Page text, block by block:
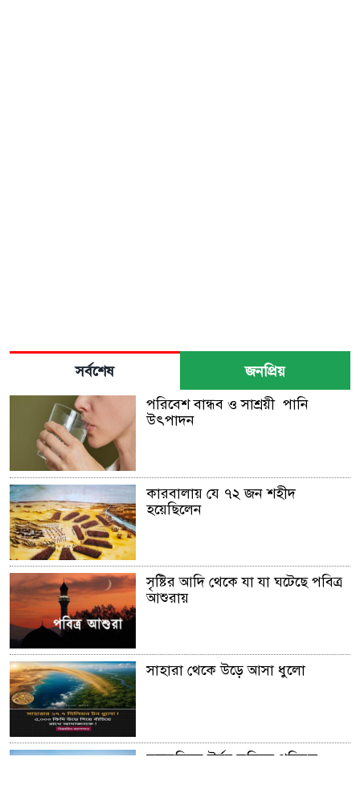
সর্বশেষ
জনপ্রিয়
পরিবেশ বান্ধব ও সাশ্রয়ী পানি
উৎপাদন
কারবালায় যে ৭২ জন শহীদ
হয়েছিলেন
সৃষ্টির আদি থেকে যা যা ঘটেছে পবিত্র
আশুরায়
সাহারা থেকে উড়ে আসা ধুলো
মরুভূমিকে উর্বর ভূমিতে পরিনত